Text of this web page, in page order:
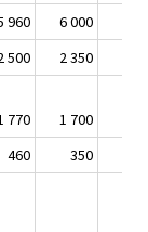
960 6 000
500 2 350
770 1 700
460 350